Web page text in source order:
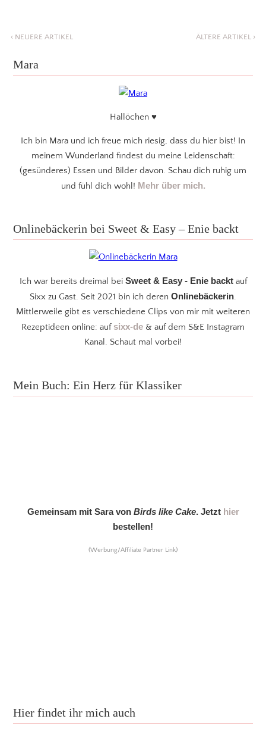
‹ NEUERE ARTIKEL ÄLTERE ARTIKEL ›
Mara
Hallöchen ♥
Ich bin Mara und ich freue mich riesig, dass du hier bist! In
meinem Wunderland findest du meine Leidenschaft:
(gesünderes) Essen und Bilder davon. Schau dich ruhig um
und fühl dich wohl! Mehr über mich.
Onlinebäckerin bei Sweet & Easy – Enie backt
Ich war bereits dreimal bei Sweet & Easy - Enie backtauf
Sixx zu Gast. Seit 2021 bin ich deren Onlinebäckerin.
Mittlerweile gibt es verschiedene Clips von mir mit weiteren
Rezeptideen online: auf sixx-de & auf dem S&E Instagram
Kanal. Schaut mal vorbei!
Mein Buch: Ein Herz für Klassiker
Gemeinsam mit Sara von Birds like Cake. Jetzt hier
bestellen!
(Werbung/Affiliate Partner Link)
Hier findet ihr mich auch